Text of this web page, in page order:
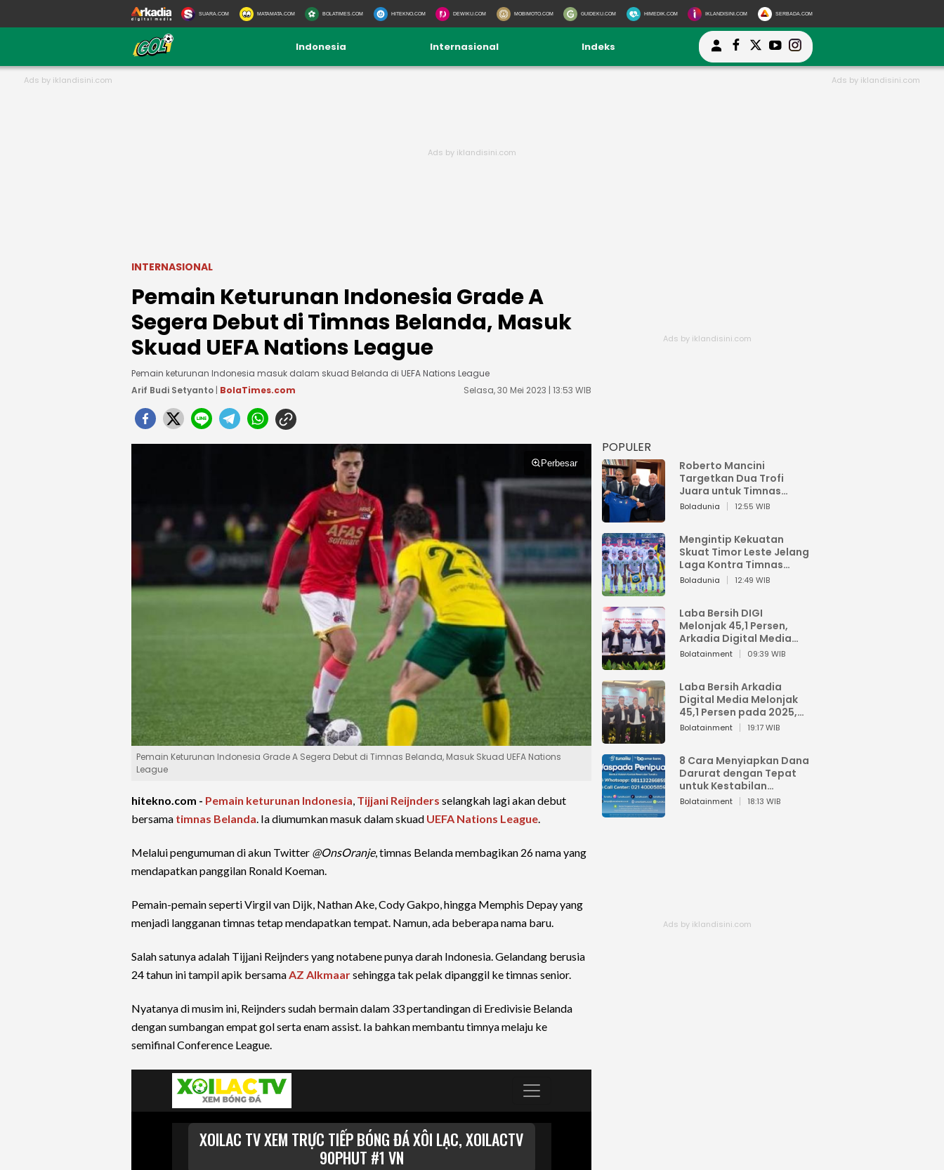
SUARA.COM MATAMATA.COM BOLATIMES.COM HITEKNO.COM DEWIKU.COM MOBIMOTO.COM GUIDEKU.COM HIMEDIK.COM IKLANDISINI.COM SERBADA.COM
Indonesia Internasional Indeks
INTERNASIONAL
Pemain Keturunan Indonesia Grade A
Segera Debut di Timnas Belanda, Masuk
Skuad UEFA Nations League
Pemain keturunan Indonesia masuk dalam skuad Belanda di UEFA Nations League
Arif Budi Setyanto | BolaTimes.com Selasa, 30 Mei 2023 | 13:53 WIB
Perbesar
Pemain Keturunan Indonesia Grade A Segera Debut di Timnas Belanda, Masuk Skuad UEFA Nations
League
hitekno.com - Pemain keturunan Indonesia, Tijjani Reijnders selangkah lagi akan debut
bersama timnas Belanda. Ia diumumkan masuk dalam skuad UEFA Nations League.
Melalui pengumuman di akun Twitter @OnsOranje, timnas Belanda membagikan 26 nama yang
mendapatkan panggilan Ronald Koeman.
Pemain-pemain seperti Virgil van Dijk, Nathan Ake, Cody Gakpo, hingga Memphis Depay yang
menjadi langganan timnas tetap mendapatkan tempat. Namun, ada beberapa nama baru.
Salah satunya adalah Tijjani Reijnders yang notabene punya darah Indonesia. Gelandang berusia
24 tahun ini tampil apik bersamaAZ Alkmaarsehingga tak pelak dipanggil ke timnas senior.
Nyatanya di musim ini, Reijnders sudah bermain dalam 33 pertandingan di Eredivisie Belanda
dengan sumbangan empat gol serta enam assist. Ia bahkan membantu timnya melaju ke
semifinal Conference League.
POPULER
Roberto Mancini
Targetkan Dua Trofi
Juara untuk Timnas
Italia
Boladunia 12:55 WIB
Mengintip Kekuatan
Skuat Timor Leste Jelang
Laga Kontra Timnas
Indonesia di Piala AFF
Boladunia 12:49 WIB
Laba Bersih DIGI
Melonjak 45,1 Persen,
Arkadia Digital Media
Perkuat Bisnis AI dan
Bolatainment 09:39 WIB
Laba Bersih Arkadia
Digital Media Melonjak
45,1 Persen pada 2025,
Sentuh Rp1,76 Miliar
Bolatainment 19:17 WIB
8 Cara Menyiapkan Dana
Darurat dengan Tepat
untuk Kestabilan
Keuangan
Bolatainment 18:13 WIB